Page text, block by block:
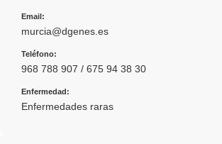
Email:
murcia@dgenes.es
Teléfono:
968 788 907 / 675 94 38 30
Enfermedad:
Enfermedades raras